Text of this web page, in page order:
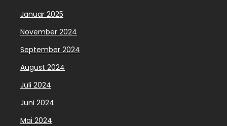
Januar 2025
November 2024
September 2024
August 2024
Juli 2024
Juni 2024
Mai 2024